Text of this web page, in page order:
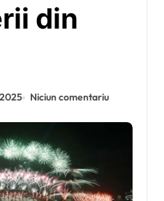
din
Niciun comentariu